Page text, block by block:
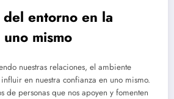
entorno en la
mismo
nuestras relaciones, el ambiente
en nuestra confianza en uno mismo.
de personas que nos apoyen y fomenten